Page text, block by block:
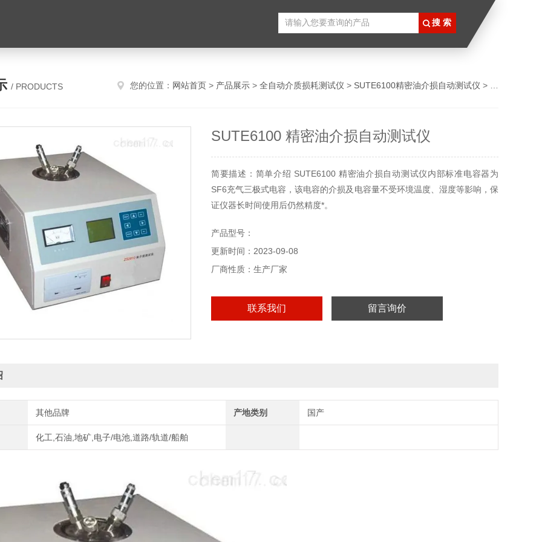
/ PRODUCTS 您的位置： 网站首页 > 产品展示 > 全自动介质损耗测试仪 > SUTE6100精密油介损自动测试仪 > SUTE6100 精密油介损自动测试仪
SUTE6100 精密油介损自动测试仪
简要描述：简单介绍 SUTE6100 精密油介损自动测试仪内部标准电容器为
SF6充气三极式电容，该电容的介损及电容量不受环境温度、湿度等影响，保
证仪器长时间使用后仍然精度*。
产品型号：
更新时间：2023-09-08
厂商性质：生产厂家
联系我们 留言询价
其他品牌 产地类别 国产
化工,石油,地矿,电子/电池,道路/轨道/船舶